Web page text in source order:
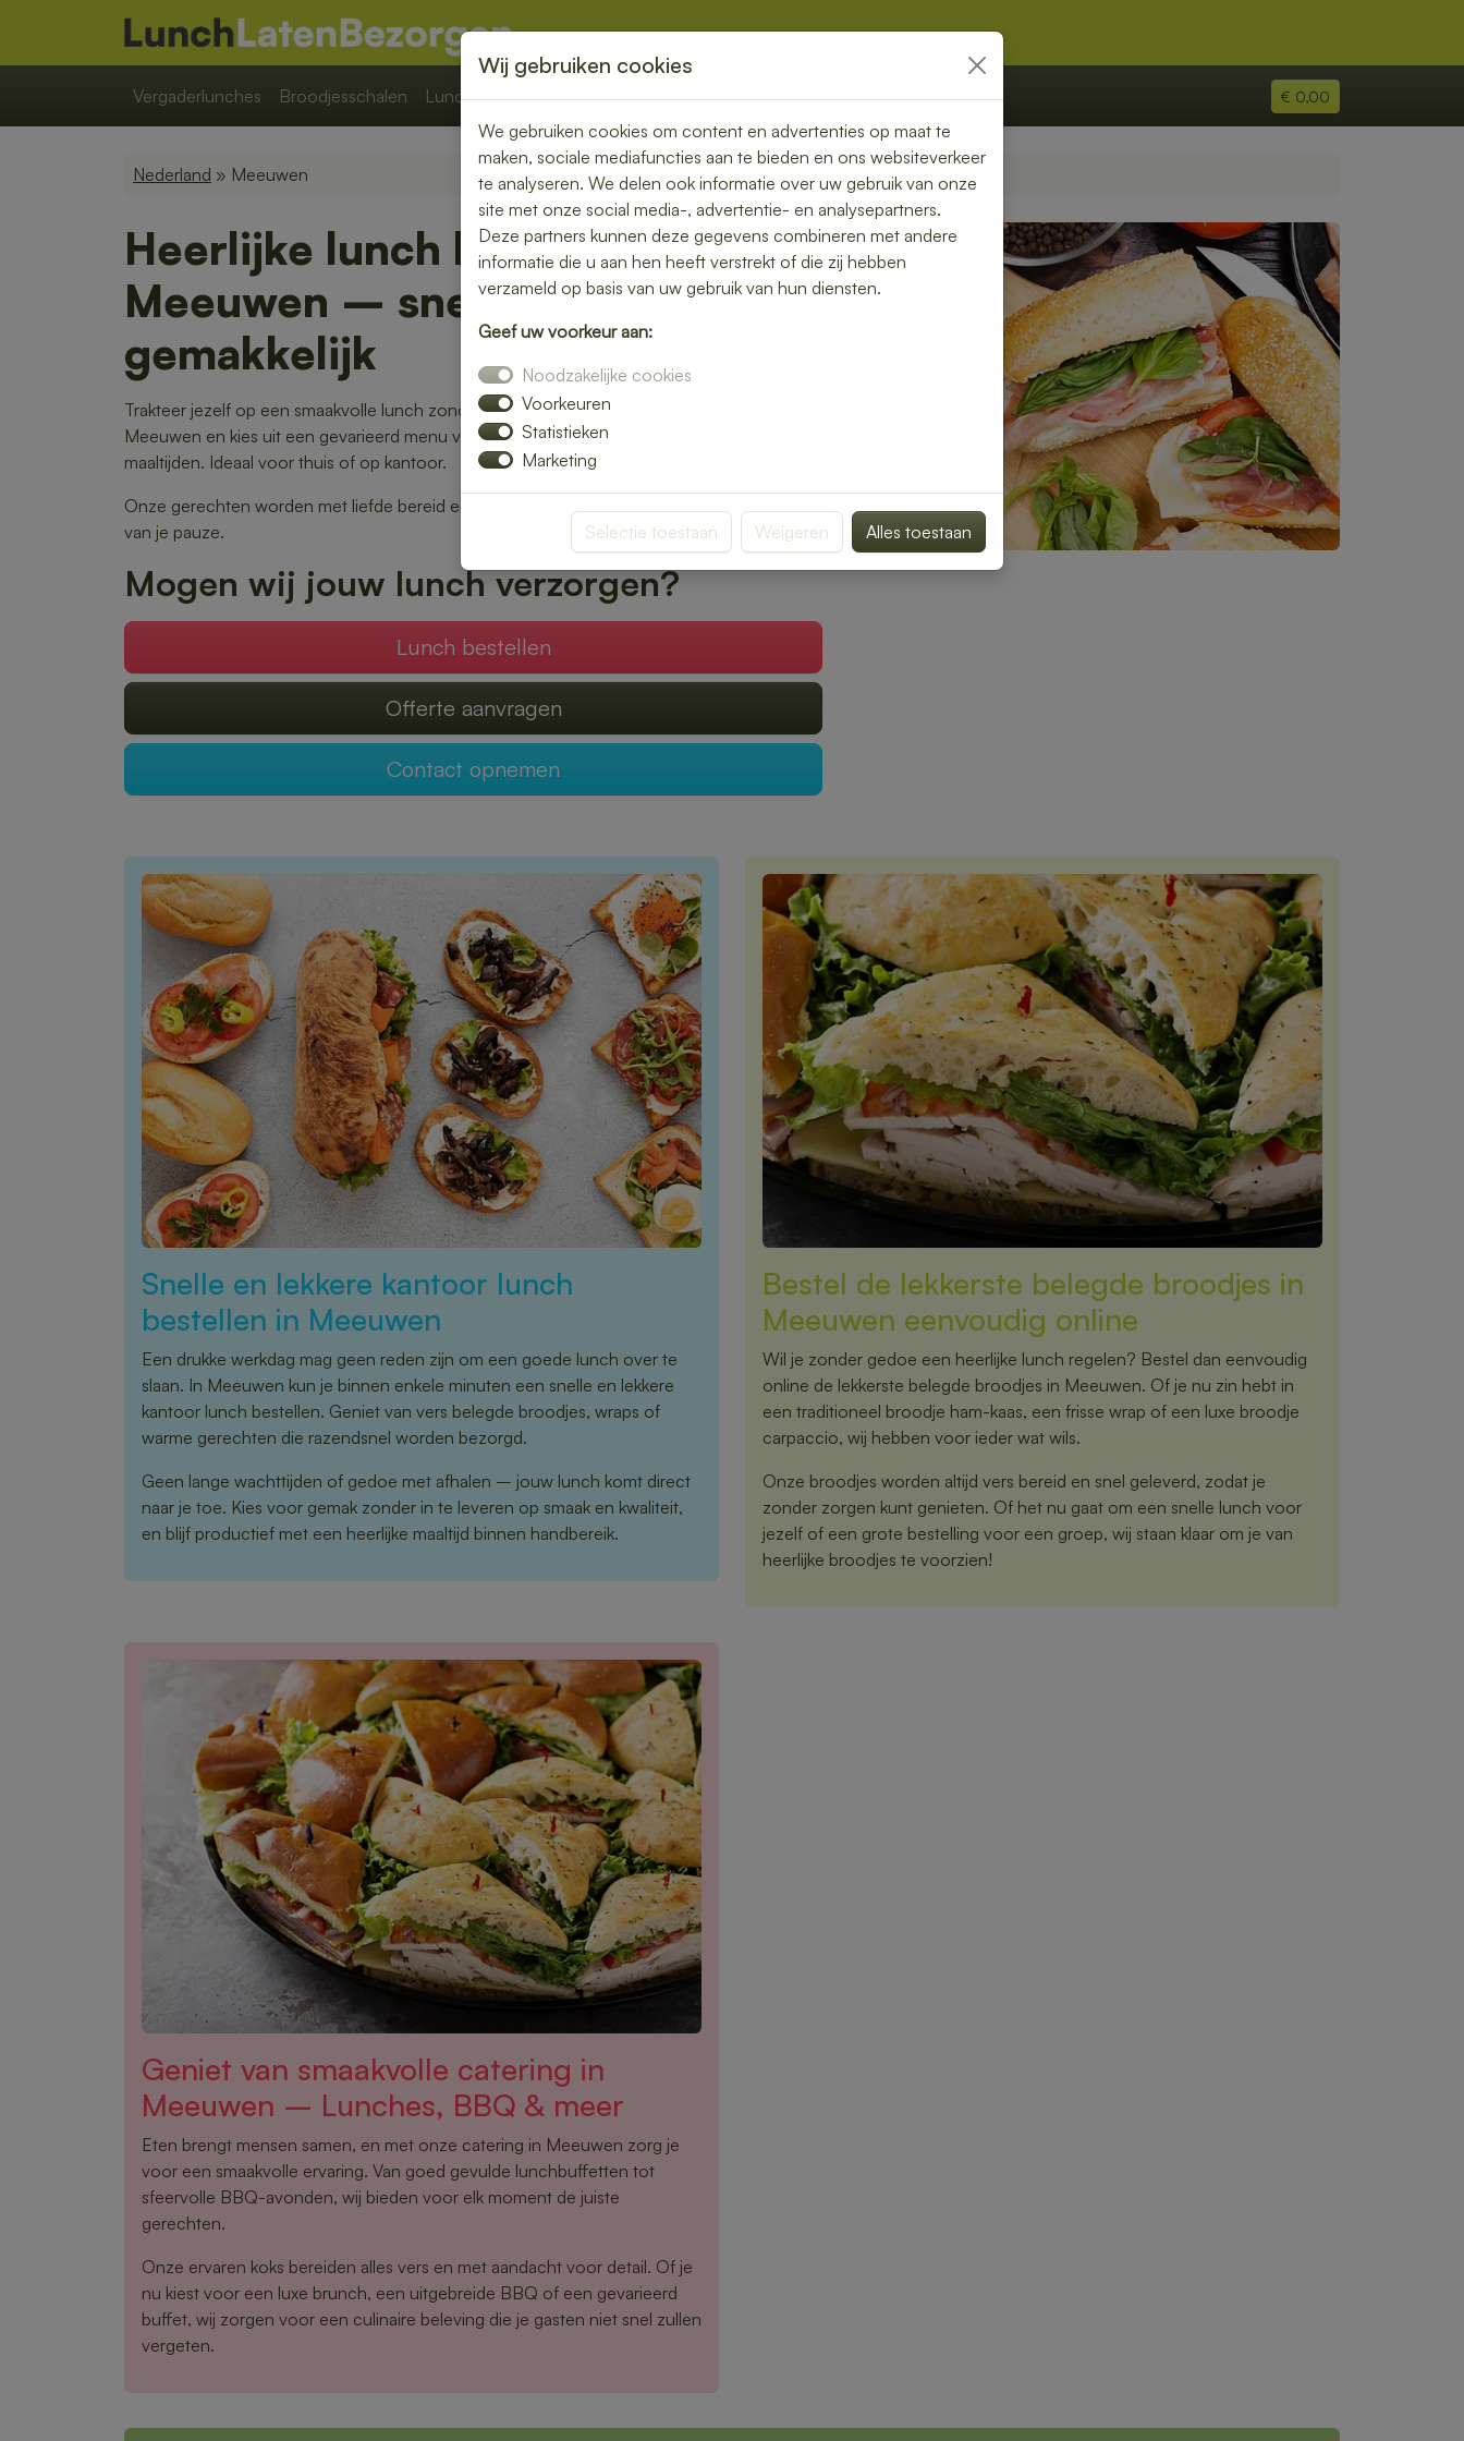
Vergaderlunches Broodjesschalen Lunchpakketten Overige € 0,00
Nederland » Meeuwen
Heerlijke lunch bezorgen in
Meeuwen – snel, vers en
gemakkelijk
Trakteer jezelf op een smaakvolle lunch zonder moeite. Laat je lunch bezorgen in
Meeuwen en kies uit een gevarieerd menu van verse broodjes, gezonde salades en warme
maaltijden. Ideaal voor thuis of op kantoor.
Onze gerechten worden met liefde bereid en snel geleverd, zodat jij optimaal kunt genieten
van je pauze.
Mogen wij jouw lunch verzorgen?
Lunch bestellen
Offerte aanvragen
Contact opnemen
Snelle en lekkere kantoor lunch
bestellen in Meeuwen
Een drukke werkdag mag geen reden zijn om een goede lunch over te
slaan. In Meeuwen kun je binnen enkele minuten een snelle en lekkere
kantoor lunch bestellen. Geniet van vers belegde broodjes, wraps of
warme gerechten die razendsnel worden bezorgd.
Geen lange wachttijden of gedoe met afhalen – jouw lunch komt direct
naar je toe. Kies voor gemak zonder in te leveren op smaak en kwaliteit,
en blijf productief met een heerlijke maaltijd binnen handbereik.
Bestel de lekkerste belegde broodjes in
Meeuwen eenvoudig online
Wil je zonder gedoe een heerlijke lunch regelen? Bestel dan eenvoudig
online de lekkerste belegde broodjes in Meeuwen. Of je nu zin hebt in
een traditioneel broodje ham-kaas, een frisse wrap of een luxe broodje
carpaccio, wij hebben voor ieder wat wils.
Onze broodjes worden altijd vers bereid en snel geleverd, zodat je
zonder zorgen kunt genieten. Of het nu gaat om een snelle lunch voor
jezelf of een grote bestelling voor een groep, wij staan klaar om je van
heerlijke broodjes te voorzien!
Geniet van smaakvolle catering in
Meeuwen – Lunches, BBQ & meer
Eten brengt mensen samen, en met onze catering in Meeuwen zorg je
voor een smaakvolle ervaring. Van goed gevulde lunchbuffetten tot
sfeervolle BBQ-avonden, wij bieden voor elk moment de juiste
gerechten.
Onze ervaren koks bereiden alles vers en met aandacht voor detail. Of je
nu kiest voor een luxe brunch, een uitgebreide BBQ of een gevarieerd
buffet, wij zorgen voor een culinaire beleving die je gasten niet snel zullen
vergeten.
Wij gebruiken cookies
We gebruiken cookies om content en advertenties op maat te
maken, sociale mediafuncties aan te bieden en ons websiteverkeer
te analyseren. We delen ook informatie over uw gebruik van onze
site met onze social media-, advertentie- en analysepartners.
Deze partners kunnen deze gegevens combineren met andere
informatie die u aan hen heeft verstrekt of die zij hebben
verzameld op basis van uw gebruik van hun diensten.
Geef uw voorkeur aan:
Noodzakelijke cookies
Voorkeuren
Statistieken
Marketing
Selectie toestaan Weigeren Alles toestaan